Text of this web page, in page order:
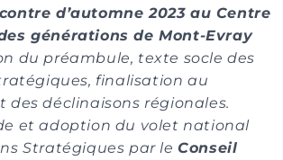
d’automne 2023 au Centre
générations de Mont-Evray
du préambule, texte socle des
finalisation au
déclinaisons régionales.
et adoption du volet national
Stratégiques par leConseil